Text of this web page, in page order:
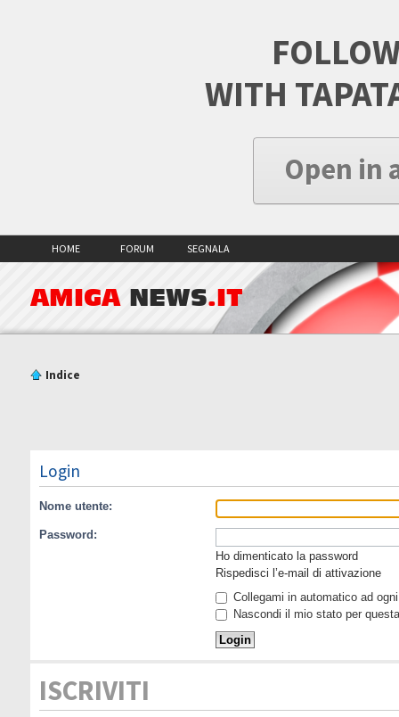
WITH
Open in
HOME FORUM SEGNALA
AMIGA NEWS.IT
Indice
Login
Nome utente:
Password:
Ho dimenticato la password
Rispedisci l’e-mail di attivazione
Collegami in automatico ad
Nascondi il mio stato per
ISCRIVITI